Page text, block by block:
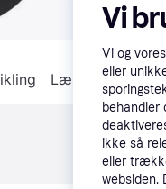
Læs om
Vi
Vi og vores
eller
ikke så
eller
websiden.